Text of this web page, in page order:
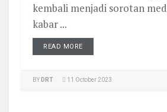
kembali menjadi sorotan
kabar ...
READ MORE
BY DRT 11 October 2023